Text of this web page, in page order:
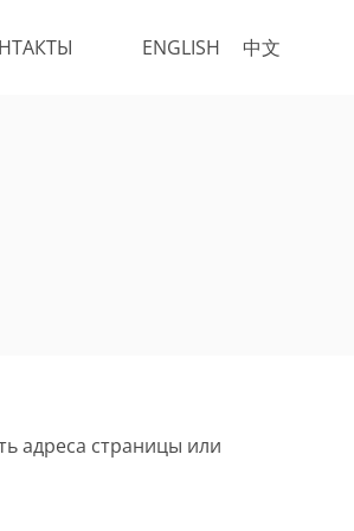
ENGLISH 中文
адреса страницы или